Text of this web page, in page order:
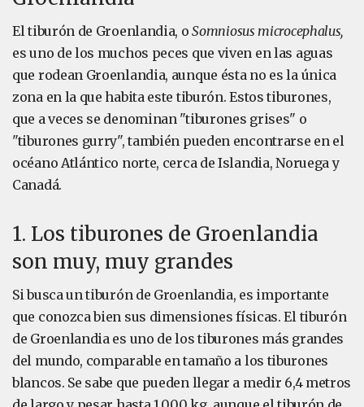
El tiburón de Groenlandia, oSomniosus microcephalus,
es uno de los muchos peces que viven en las aguas
que rodean Groenlandia, aunque ésta no es la única
zona en la que habita este tiburón. Estos tiburones,
que a veces se denominan "tiburones grises" o
"tiburones gurry", también pueden encontrarse en el
océano Atlántico norte, cerca de Islandia, Noruega y
Canadá.
1. Los tiburones de Groenlandia
son muy, muy grandes
Si busca un tiburón de Groenlandia, es importante
que conozca bien sus dimensiones físicas. El tiburón
de Groenlandia es uno de los tiburones más grandes
del mundo, comparable en tamaño a los tiburones
blancos. Se sabe que pueden llegar a medir 6,4 metros